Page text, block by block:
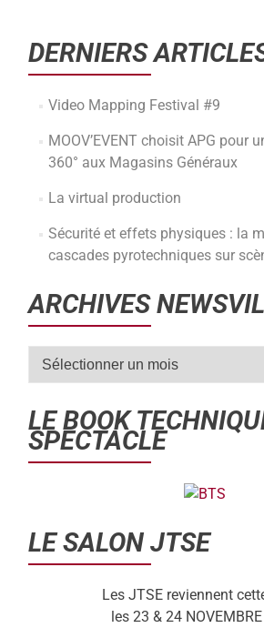
DERNIERS
Video Mapping Festival #9
MOOV’EVENT choisit APG pour
360° aux Magasins Généraux
La virtual production
Sécurité et effets physiques : la
cascades pyrotechniques sur
ARCHIVES
LE BOOK
SPECTACLE
LE SALON JTSE
Les JTSE reviennent
les 23 & 24